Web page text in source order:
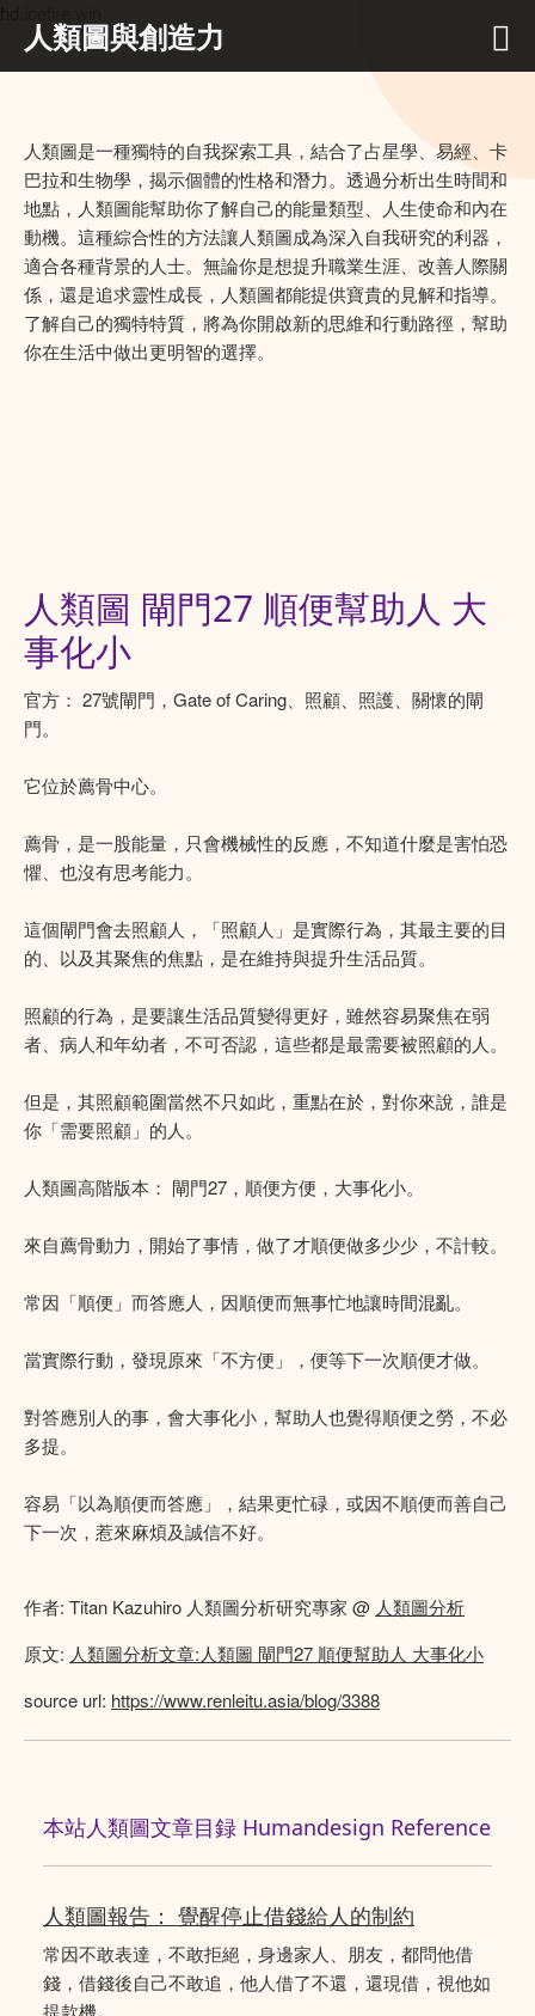
人類圖與創造力
人類圖是一種獨特的自我探索工具，結合了占星學、易經、卡
巴拉和生物學，揭示個體的性格和潛力。透過分析出生時間和
地點，人類圖能幫助你了解自己的能量類型、人生使命和內在
動機。這種綜合性的方法讓人類圖成為深入自我研究的利器，
適合各種背景的人士。無論你是想提升職業生涯、改善人際關
係，還是追求靈性成長，人類圖都能提供寶貴的見解和指導。
了解自己的獨特特質，將為你開啟新的思維和行動路徑，幫助
你在生活中做出更明智的選擇。
人類圖 閘門27 順便幫助人 大
事化小
官方： 27號閘門，Gate of Caring、照顧、照護、關懷的閘
門。
它位於薦骨中心。
薦骨，是一股能量，只會機械性的反應，不知道什麼是害怕恐
懼、也沒有思考能力。
這個閘門會去照顧人，「照顧人」是實際行為，其最主要的目
的、以及其聚焦的焦點，是在維持與提升生活品質。
照顧的行為，是要讓生活品質變得更好，雖然容易聚焦在弱
者、病人和年幼者，不可否認，這些都是最需要被照顧的人。
但是，其照顧範圍當然不只如此，重點在於，對你來說，誰是
你「需要照顧」的人。
人類圖高階版本： 閘門27，順便方便，大事化小。
來自薦骨動力，開始了事情，做了才順便做多少少，不計較。
常因「順便」而答應人，因順便而無事忙地讓時間混亂。
當實際行動，發現原來「不方便」，便等下一次順便才做。
對答應別人的事，會大事化小，幫助人也覺得順便之勞，不必
多提。
容易「以為順便而答應」，結果更忙碌，或因不順便而善自己
下一次，惹來麻煩及誠信不好。
作者: Titan Kazuhiro 人類圖分析研究專家 @ 人類圖分析
原文: 人類圖分析文章:人類圖 閘門27 順便幫助人 大事化小
source url: https://www.renleitu.asia/blog/3388
本站人類圖文章目録 Humandesign Reference
人類圖報告： 覺醒停止借錢給人的制約
常因不敢表達，不敢拒絕，身邊家人、朋友，都問他借
錢，借錢後自己不敢追，他人借了不還，還現借，視他如
提款機。